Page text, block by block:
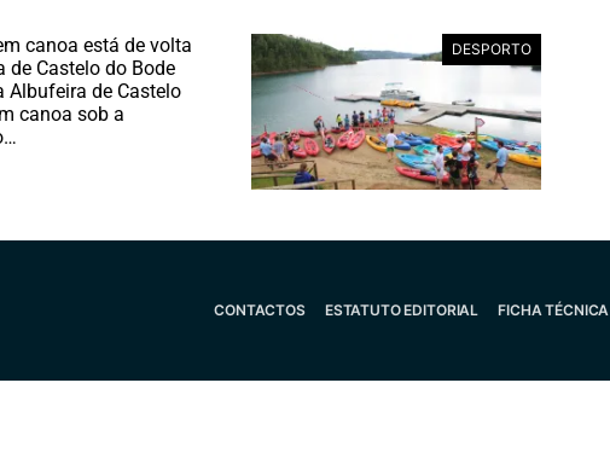
DESPORTO
canoa está de volta
de Castelo do Bode
Albufeira de Castelo
canoa sob a
CONTACTOS ESTATUTO EDITORIAL FICHA TÉCNICA